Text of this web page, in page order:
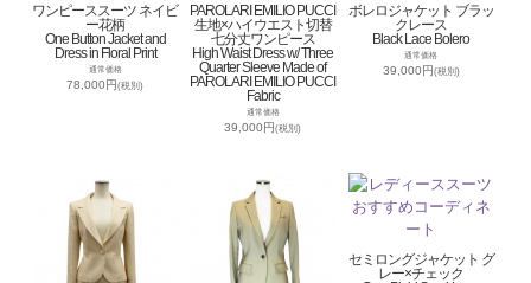
ワンピーススーツ ネイビ
ー花柄
One Button Jacket and
Dress in Floral Print
通常価格
78,000円(税別)
PAROLARI EMILIO PUCCI
生地×ハイウエスト切替
七分丈ワンピース
High Waist Dress w/ Three
Quarter Sleeve Made of
PAROLARI EMILIO PUCCI
Fabric
通常価格
39,000円(税別)
ボレロジャケット ブラッ
クレース
Black Lace Bolero
通常価格
39,000円(税別)
セミロングジャケット グ
レー×チェック